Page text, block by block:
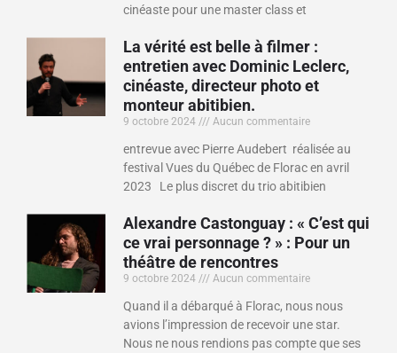
cinéaste pour une master class et
La vérité est belle à filmer :
entretien avec Dominic Leclerc,
cinéaste, directeur photo et
monteur abitibien.
9 octobre 2024 Aucun commentaire
entrevue avec Pierre Audebert réalisée au
festival Vues du Québec de Florac en avril
2023 Le plus discret du trio abitibien
Alexandre Castonguay : « C’est qui
ce vrai personnage ? » : Pour un
théâtre de rencontres
9 octobre 2024 Aucun commentaire
Quand il a débarqué à Florac, nous nous
avions l’impression de recevoir une star.
Nous ne nous rendions pas compte que ses